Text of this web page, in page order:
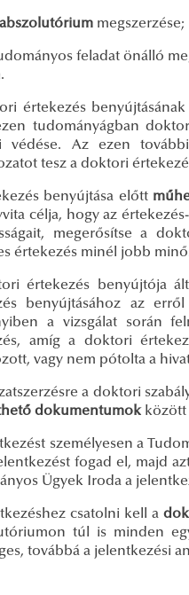
abszolutórium megszerzése;
feladat önálló
.
értekezés
tudományágban
védése. Az ezen
tesz a doktori
benyújtása előtt
célja, hogy az
megerősítse a
értekezés minél jobb
értekezés benyújtója
benyújtásához az
a vizsgálat során
amíg a doktori
vagy nem pótolta a
a doktori
dokumentumokközött
személyesen a
fogad el, majd
Ügyek Iroda a
csatolni kell a
túl is minden
továbbá a jelentkezési